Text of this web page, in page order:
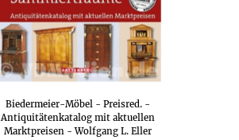
Biedermeier-Möbel - Preisred. -
Antiquitätenkatalog mit aktuellen
Marktpreisen - Wolfgang L. Eller